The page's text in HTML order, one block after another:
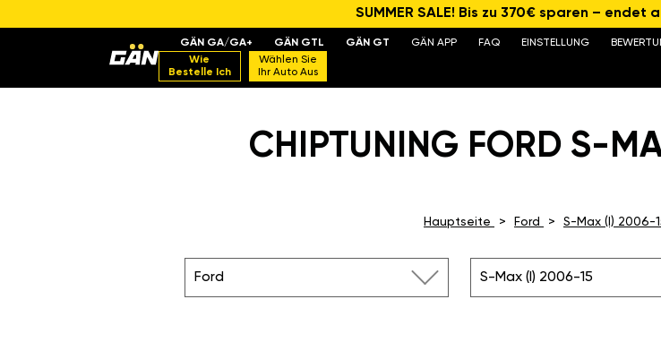
SUMMER SALE! Bis zu 370€ sparen – endet
GÄN GA/GA+ GÄN GTL GÄN GT GÄN APP FAQ EINSTELLUNG
Wie
Bestelle Ich
Wählen Sie
Ihr Auto Aus
CHIPTUNING FORD S-
Hauptseite Ford S-Max (I) 2006-
Ford S-Max (I) 2006-15